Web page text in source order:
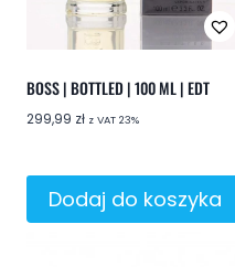
BOSS | BOTTLED | 100 ML | EDT
299,99 zł z VAT 23%
Dodaj do koszyka